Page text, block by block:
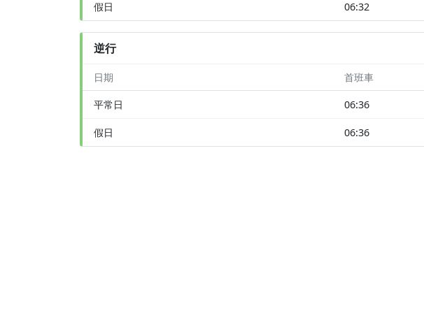
假日 06:32
逆行
日期 首班車
平常日 06:36
假日 06:36